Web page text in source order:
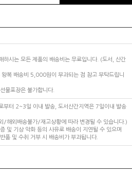
하시는 모든 제품의 배송비는 무료입니다. (도서, 산간
복 배송비 5,000원이 부과되는 점 참고 부탁드립니
물포장은 불가합니다.
부터 2~3일 이내 발송, 도서산간지역은 7일이내 발송
/해외배송불가/재고상황에 따라 변경될 수 있습니다.)
및 기상 악화 등의 사유로 배송이 지연될 수 있으며
품 및 수취 거부 시 배송비가 부과됩니다.